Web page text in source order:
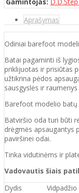
Aprašymas
Odiniai barefoot
Batai pagaminti iš
priklijuotas ir prisiūtas
užtikrina pėdos
sausgyslės ir
Barefoot modelio batų
Batviršio oda turi būti
drėgmės apsaugantys
paviršinei odai.
Tinka vidutinėms ir
Vadovautis šiais
Dydis